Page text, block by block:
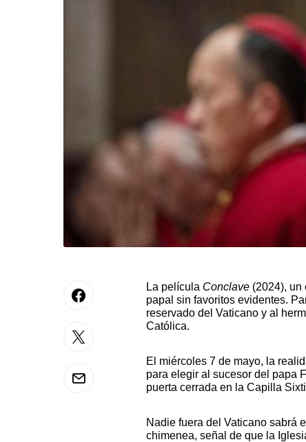
La película Conclave (2024), un
papal sin favoritos evidentes.
reservado del Vaticano y al
Católica.
El miércoles 7 de mayo, la
para elegir al sucesor del papa
puerta cerrada en la Capilla
Nadie fuera del Vaticano sabrá
chimenea, señal de que la